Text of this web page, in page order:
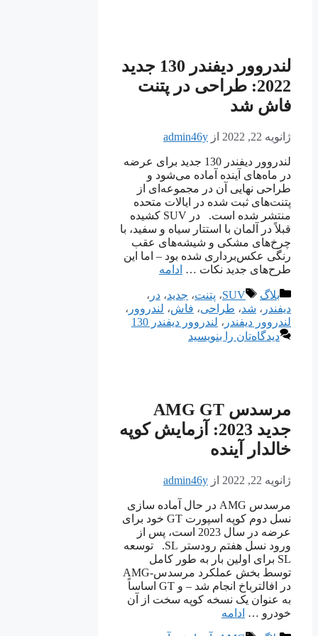
لندروور دیفندر 130 جدید
2022: طراحی در پتنت
فاش شد
ژانویه 22, 2022 از admin46y
لندروور دیفندر 130 جدید برای عرضه
در ماه‌های آینده آماده می‌شود و
طراحی نهایی آن در مجموعه‌ای از
پتنت‌های ثبت شده در ایالات متحده
منتشر شده است. در SUV کشیده
قبلاً در آلمان با استتار سیاه و سفید، با
چرخ‌های مشکی و شیشه‌های عقب
رنگی عکس‌برداری شده بود – اما این
طرح‌های جدید نکات … ادامه
دسته‌ها
بلاگ برچسب‌ها
SUV، پتنت، جدید، در ،
دیفندر ، شد، طراحی، فاش، لندروور ،
لندروور دیفندر ، لندروور دیفندر 130
دیدگاه‌تان را بنویسید
مرسدس AMG GT
جدید 2023: آزمایش کوپه
خالدار آینده
ژانویه 22, 2022 از admin46y
مرسدس AMG در حال آماده سازی
نسل دوم کوپه اسپورت GT خود برای
عرضه در سال 2023 است، پس از
ورود نسل هفتم رودستر SL. توسعه
SL برای اولین بار به طور کامل
توسط بخش عملکرد مرسدس-AMG
در افالترباخ انجام شد – و GT اساساً
به عنوان یک نسخه کوپه سخت از آن
خودرو … ادامه